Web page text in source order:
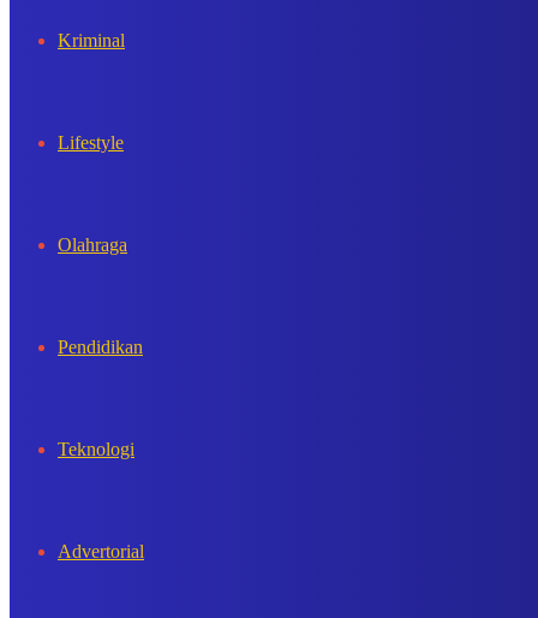
Kriminal
Lifestyle
Olahraga
Pendidikan
Teknologi
Advertorial